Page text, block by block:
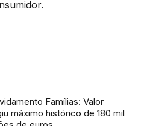
Famílias: Valor
máximo histórico de 180 mil